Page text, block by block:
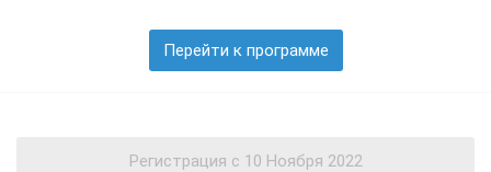
Перейти к программе